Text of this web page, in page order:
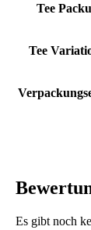
Tee
Tee
Es gibt noch